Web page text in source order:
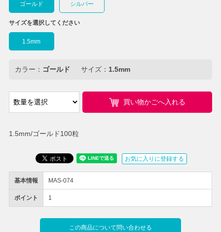
1.5mm/ゴールド100粒
基本情報 MAS-074
ポイント 1
ゴールド シルバー
サイズを選択してください
1.5mm
カラー： ゴールド サイズ： 1.5mm
買い物かごへ入れる
お気に入りに登録する
この商品について問い合わせる